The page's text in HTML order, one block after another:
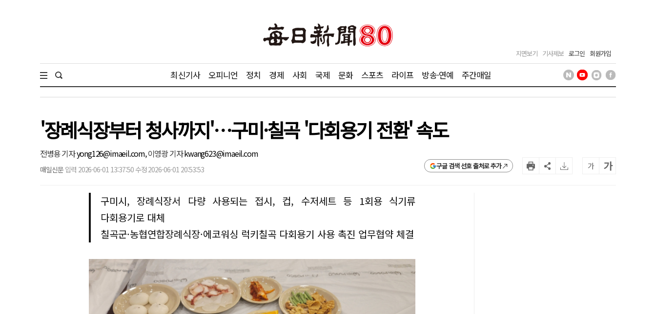
지면보기 기사제보 로그인 회원가입
최신기사 오피니언 정치 경제 사회 국제 문화 스포츠 라이프 방송·연예 주간매일
'장례식장부터 청사까지'…구미·칠곡 '다회용기 전환' 속도
전병용 기자yong126@imaeil.com,이영광 기자kwang623@imaeil.com
매일신문 입력 2026-06-01 13:37:50 수정 2026-06-01 20:53:53 구글 검색 선호 출처로 추가 가 가
구미시, 장례식장서 다량 사용되는 접시, 컵, 수저세트 등 1회용 식기류
다회용기로 대체
칠곡군·농협연합장례식장·에코워싱 럭키칠곡 다회용기 사용 촉진 업무협약 체결